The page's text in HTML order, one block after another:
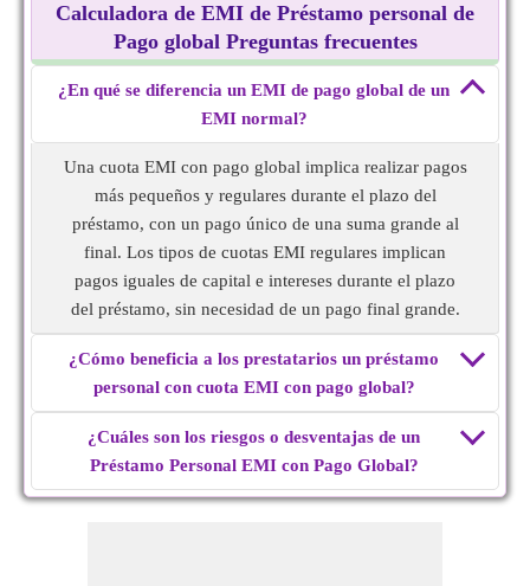
Calculadora de EMI de Préstamo personal de
Pago global Preguntas frecuentes
¿En qué se diferencia un EMI de pago global de un
EMI normal?
Una cuota EMI con pago global implica realizar pagos
más pequeños y regulares durante el plazo del
préstamo, con un pago único de una suma grande al
final. Los tipos de cuotas EMI regulares implican
pagos iguales de capital e intereses durante el plazo
del préstamo, sin necesidad de un pago final grande.
¿Cómo beneficia a los prestatarios un préstamo
personal con cuota EMI con pago global?
¿Cuáles son los riesgos o desventajas de un
Préstamo Personal EMI con Pago Global?